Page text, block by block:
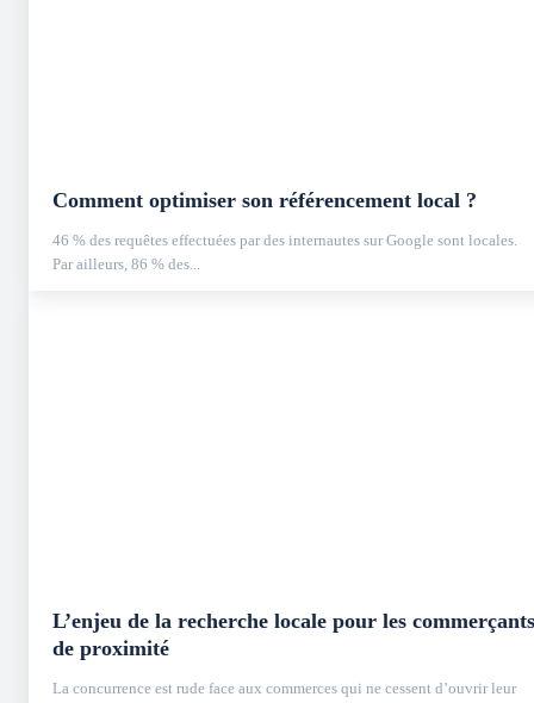
Comment optimiser son référencement local ?
46 % des requêtes effectuées par des internautes sur Google sont locales.
Par ailleurs, 86 % des...
L’enjeu de la recherche locale pour les commerçants
de proximité
La concurrence est rude face aux commerces qui ne cessent d’ouvrir leur